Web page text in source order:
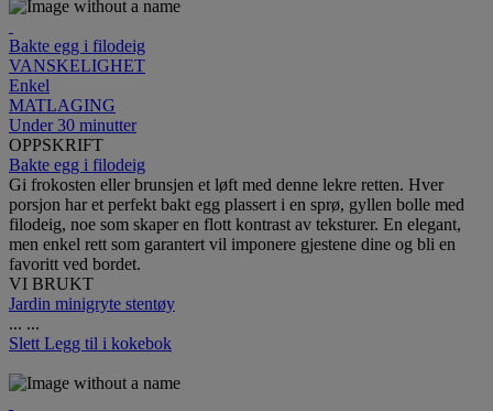
Bakte egg i filodeig
VANSKELIGHET
Enkel
MATLAGING
Under 30 minutter
OPPSKRIFT
Bakte egg i filodeig
Gi frokosten eller brunsjen et løft med denne lekre retten. Hver
porsjon har et perfekt bakt egg plassert i en sprø, gyllen bolle med
filodeig, noe som skaper en flott kontrast av teksturer. En elegant,
men enkel rett som garantert vil imponere gjestene dine og bli en
favoritt ved bordet.
VI BRUKT
Jardin minigryte stentøy
... ...
Slett Legg til i kokebok